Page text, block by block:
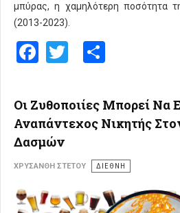
μπύρας, η χαμηλότερη ποσότητα
(2013-2023).
Facebook
Twitter
Οι Ζυθοποιίες Μπορεί Να
Αναπάντεχος Νικητής
Δασμών
ΧΡΥΣΆΝΘΗ ΣΤΈΤΟΥ ΔΙΕΘΝΗ